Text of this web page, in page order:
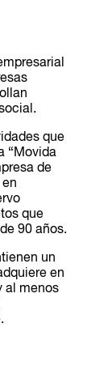
que
“Movida
de
que
90 años.
un
en
al menos